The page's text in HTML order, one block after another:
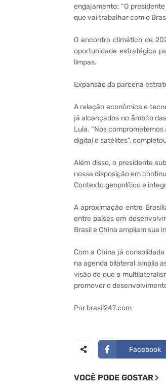
engajamento: “O
que vai trabalhar com o
O encontro climático de
oportunidade estratégica
limpas.
Expansão da parceria
A relação econômica e
já alcançados no âmbito
Lula. “Nos
digital e satélites”,
Além disso, o presidente
nossa disposição em
Contexto geopolítico e
A aproximação entre
entre países em
Brasil e China ampliam sua
Com a China já
na agenda bilateral amplia
visão de que o
promover o
Por brasil247.com
Facebook
VOCÊ PODE GOSTAR